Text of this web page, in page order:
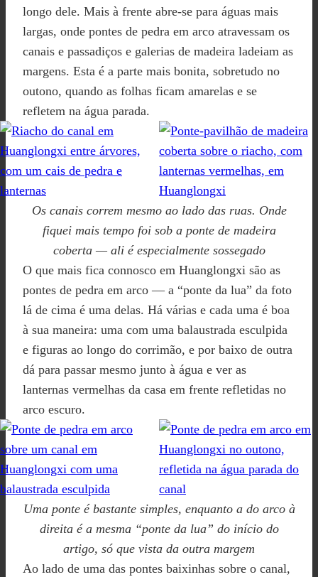
longo dele. Mais à frente abre-se para águas mais
largas, onde pontes de pedra em arco atravessam os
canais e passadiços e galerias de madeira ladeiam as
margens. Esta é a parte mais bonita, sobretudo no
outono, quando as folhas ficam amarelas e se
refletem na água parada.
Os canais correm mesmo ao lado das ruas. Onde
fiquei mais tempo foi sob a ponte de madeira
coberta — ali é especialmente sossegado
O que mais fica connosco em Huanglongxi são as
pontes de pedra em arco — a “ponte da lua” da foto
lá de cima é uma delas. Há várias e cada uma é boa
à sua maneira: uma com uma balaustrada esculpida
e figuras ao longo do corrimão, e por baixo de outra
dá para passar mesmo junto à água e ver as
lanternas vermelhas da casa em frente refletidas no
arco escuro.
Uma ponte é bastante simples, enquanto a do arco à
direita é a mesma “ponte da lua” do início do
artigo, só que vista da outra margem
Ao lado de uma das pontes baixinhas sobre o canal,